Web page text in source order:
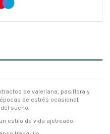
de valeriana, pasiflora y
de estrés ocasional,
sueño.
estilo de vida ajetreado.